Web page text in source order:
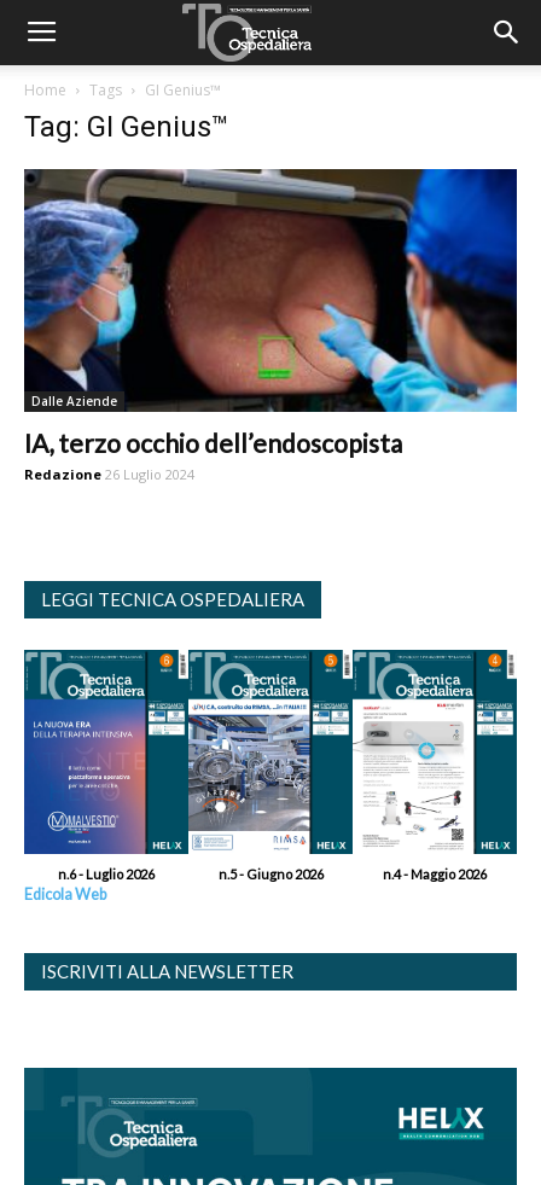
Home Tags GI Genius™
Tag: GI Genius™
Dalle Aziende
IA, terzo occhio dell’endoscopista
Redazione 26 Luglio 2024
LEGGI TECNICA OSPEDALIERA
n.6 - Luglio 2026 n.5 - Giugno 2026 n.4 - Maggio 2026
Edicola Web
ISCRIVITI ALLA NEWSLETTER